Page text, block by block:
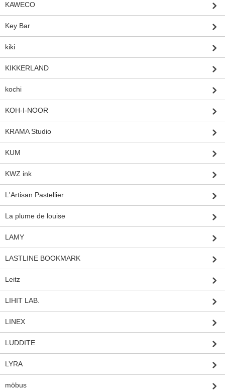
KAWECO
Key Bar
kiki
KIKKERLAND
kochi
KOH-I-NOOR
KRAMA Studio
KUM
KWZ ink
L'Artisan Pastellier
La plume de louise
LAMY
LASTLINE BOOKMARK
Leitz
LIHIT LAB.
LINEX
LUDDITE
LYRA
möbus